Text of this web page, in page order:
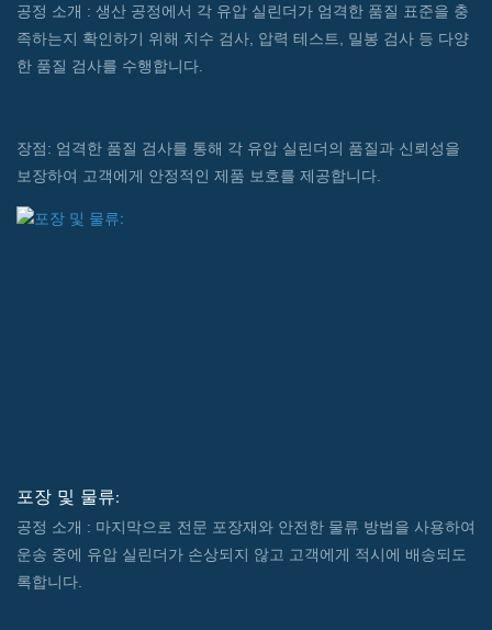
공정 소개 : 생산 공정에서 각 유압 실린더가 엄격한 품질 표준을 충
족하는지 확인하기 위해 치수 검사, 압력 테스트, 밀봉 검사 등 다양
한 품질 검사를 수행합니다.
장점: 엄격한 품질 검사를 통해 각 유압 실린더의 품질과 신뢰성을
보장하여 고객에게 안정적인 제품 보호를 제공합니다.
포장 및 물류:
공정 소개 : 마지막으로 전문 포장재와 안전한 물류 방법을 사용하여
운송 중에 유압 실린더가 손상되지 않고 고객에게 적시에 배송되도
록합니다.